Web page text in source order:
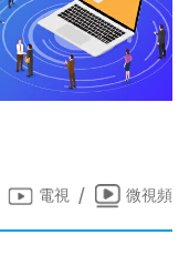
電視 / 微視頻